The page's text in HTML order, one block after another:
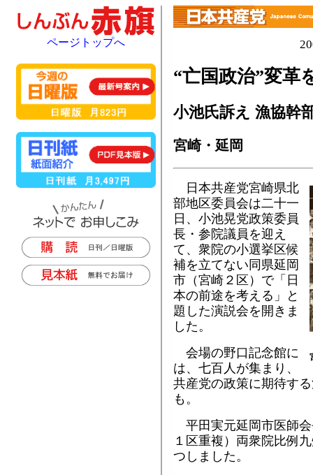
“亡国政治”変革
小池氏訴え 漁協幹
宮崎・延岡
日本共産党宮崎県北
部地区委員会は二十一
日、小池晃党政策委員
長・参院議員を迎え
て、衆院の小選挙区候
補を立てない同県延岡
市（宮崎２区）で「日
本の前途を考える」と
題した演説会を開きま
した。
会場の野口記念館に
は、七百人が集まり、
共産党の政策に期待す
も。
平田実元延岡市医師
１区重複）両衆院比例
つしました。
ページトップへ